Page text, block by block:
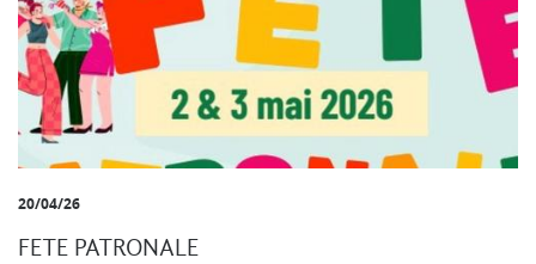
20/04/26
FETE PATRONALE